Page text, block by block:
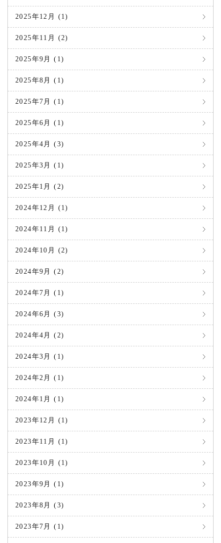
2025年12月 (1)
2025年11月 (2)
2025年9月 (1)
2025年8月 (1)
2025年7月 (1)
2025年6月 (1)
2025年4月 (3)
2025年3月 (1)
2025年1月 (2)
2024年12月 (1)
2024年11月 (1)
2024年10月 (2)
2024年9月 (2)
2024年7月 (1)
2024年6月 (3)
2024年4月 (2)
2024年3月 (1)
2024年2月 (1)
2024年1月 (1)
2023年12月 (1)
2023年11月 (1)
2023年10月 (1)
2023年9月 (1)
2023年8月 (3)
2023年7月 (1)